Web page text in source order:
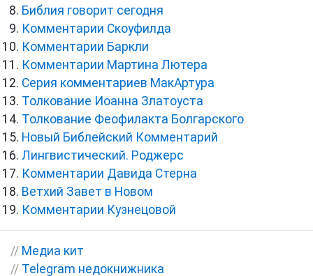
Библия говорит сегодня
Комментарии Скоуфилда
Комментарии Баркли
Комментарии Мартина Лютера
Серия комментариев МакАртура
Толкование Иоанна Златоуста
Толкование Феофилакта Болгарского
Новый Библейский Комментарий
Лингвистический. Роджерс
Комментарии Давида Стерна
Ветхий Завет в Новом
Комментарии Кузнецовой
// Медиа кит
// Telegram недокнижника